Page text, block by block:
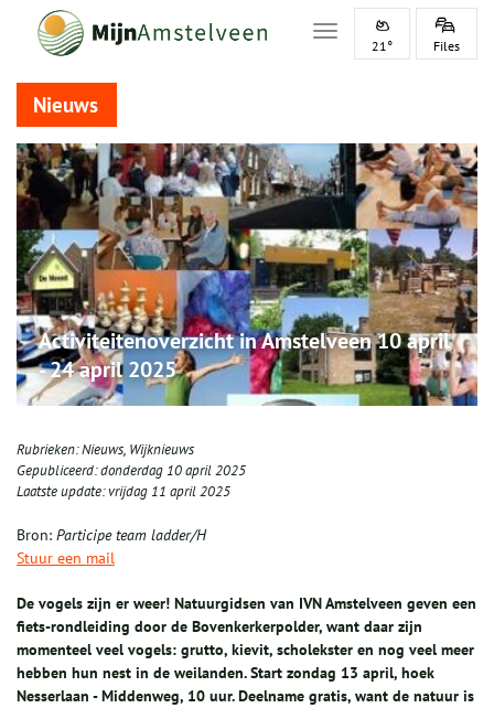
Toggle navigation
21° Files
Nieuws
Activiteitenoverzicht in Amstelveen 10 april
- 24 april 2025
Rubrieken:Nieuws, Wijknieuws
Gepubliceerd:donderdag 10 april 2025
Laatste update:vrijdag 11 april 2025
Bron: Participe team ladder/H
Stuur een mail
De vogels zijn er weer! Natuurgidsen van IVN Amstelveen geven een
fiets-rondleiding door de Bovenkerkerpolder, want daar zijn
momenteel veel vogels: grutto, kievit, scholekster en nog veel meer
hebben hun nest in de weilanden. Start zondag 13 april, hoek
Nesserlaan - Middenweg, 10 uur. Deelname gratis, want de natuur is